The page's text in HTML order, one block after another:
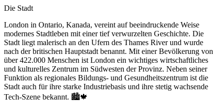
Die Stadt
London in Ontario, Kanada, vereint auf beeindruckende Weise
modernes Stadtleben mit einer tief verwurzelten Geschichte. Die
Stadt liegt malerisch an den Ufern des Thames River und wurde
nach der britischen Hauptstadt benannt. Mit einer Bevölkerung von
über 422.000 Menschen ist London ein wichtiges wirtschaftliches
und kulturelles Zentrum im Südwesten der Provinz. Neben seiner
Funktion als regionales Bildungs- und Gesundheitszentrum ist die
Stadt auch für ihre starke Industriebasis und ihre stetig wachsende
Tech-Szene bekannt. 🏙️🍁